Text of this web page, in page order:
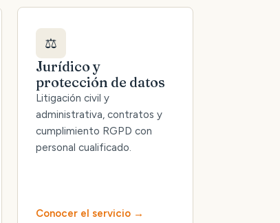
⚖️
Jurídico y
protección de datos
Litigación civil y
administrativa, contratos y
cumplimiento RGPD con
personal cualificado.
Conocer el servicio